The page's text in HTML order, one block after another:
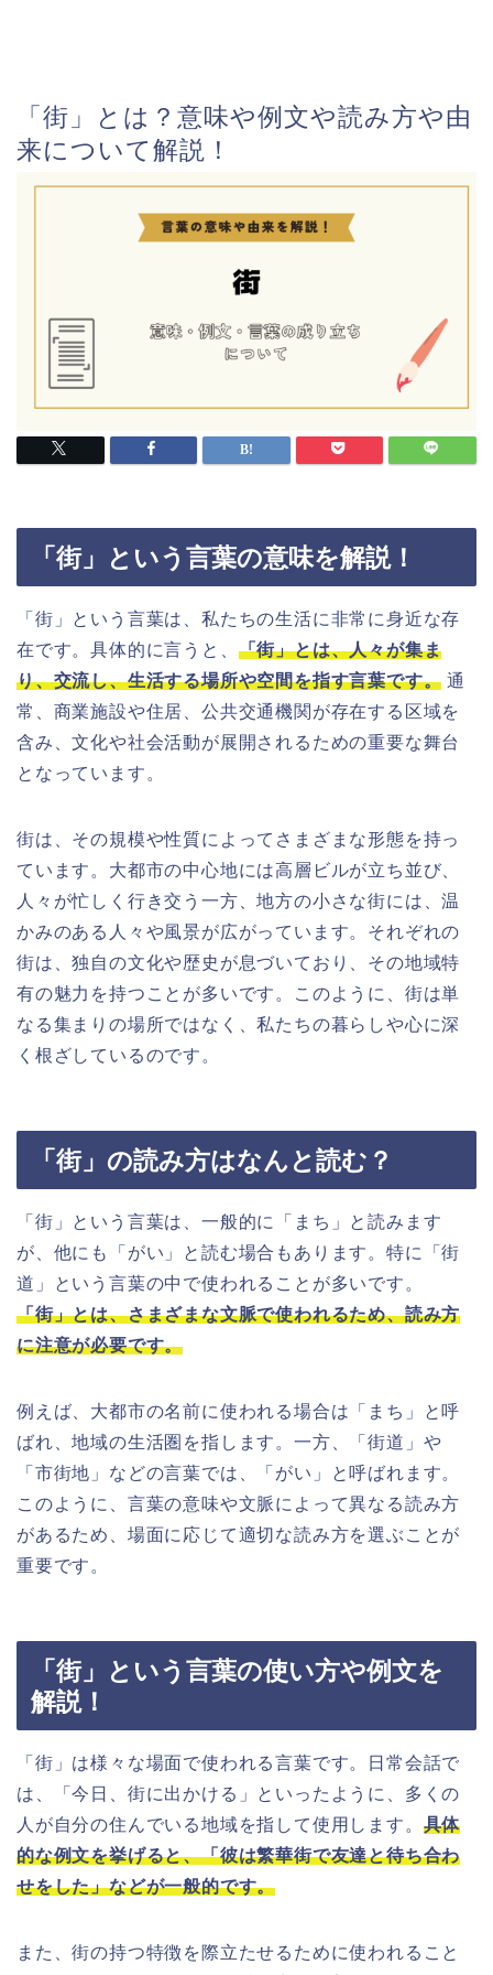
「街」とは？意味や例文や読み方や由
来について解説！
「街」という言葉の意味を解説！
「街」という言葉は、私たちの生活に非常に身近な存
在です。具体的に言うと、 「街」とは、人々が集ま
り、交流し、生活する場所や空間を指す言葉です。 通
常、商業施設や住居、公共交通機関が存在する区域を
含み、文化や社会活動が展開されるための重要な舞台
となっています。
街は、その規模や性質によってさまざまな形態を持っ
ています。大都市の中心地には高層ビルが立ち並び、
人々が忙しく行き交う一方、地方の小さな街には、温
かみのある人々や風景が広がっています。それぞれの
街は、独自の文化や歴史が息づいており、その地域特
有の魅力を持つことが多いです。このように、街は単
なる集まりの場所ではなく、私たちの暮らしや心に深
く根ざしているのです。
「街」の読み方はなんと読む？
「街」という言葉は、一般的に「まち」と読みます
が、他にも「がい」と読む場合もあります。特に「街
道」という言葉の中で使われることが多いです。
「街」とは、さまざまな文脈で使われるため、読み方
に注意が必要です。
例えば、大都市の名前に使われる場合は「まち」と呼
ばれ、地域の生活圏を指します。一方、「街道」や
「市街地」などの言葉では、「がい」と呼ばれます。
このように、言葉の意味や文脈によって異なる読み方
があるため、場面に応じて適切な読み方を選ぶことが
重要です。
「街」という言葉の使い方や例文を
解説！
「街」は様々な場面で使われる言葉です。日常会話で
は、「今日、街に出かける」といったように、多くの
人が自分の住んでいる地域を指して使用します。 具体
的な例文を挙げると、「彼は繁華街で友達と待ち合わ
せをした」などが一般的です。
また、街の持つ特徴を際立たせるために使われること